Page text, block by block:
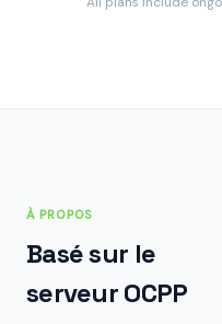
À PROPOS
Basé sur le
serveur OCPP